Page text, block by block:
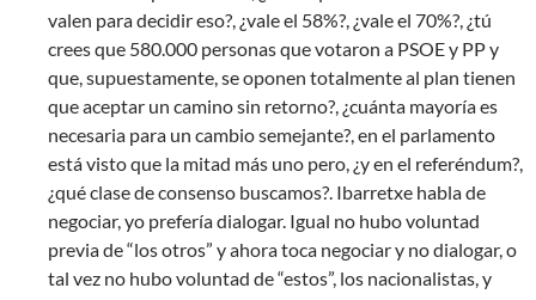
valen para decidir eso?, ¿vale el 58%?, ¿vale el 70%?, ¿tú
crees que 580.000 personas que votaron a PSOE y PP y
que, supuestamente, se oponen totalmente al plan tienen
que aceptar un camino sin retorno?, ¿cuánta mayoría es
necesaria para un cambio semejante?, en el parlamento
está visto que la mitad más uno pero, ¿y en el referéndum?,
¿qué clase de consenso buscamos?. Ibarretxe habla de
negociar, yo prefería dialogar. Igual no hubo voluntad
previa de “los otros” y ahora toca negociar y no dialogar, o
tal vez no hubo voluntad de “estos”, los nacionalistas, y